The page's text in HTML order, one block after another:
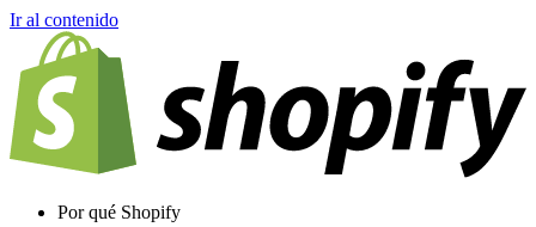
Ir al contenido
Por qué Shopify